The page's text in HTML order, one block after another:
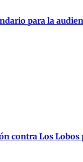
para la
contra Los Lobos